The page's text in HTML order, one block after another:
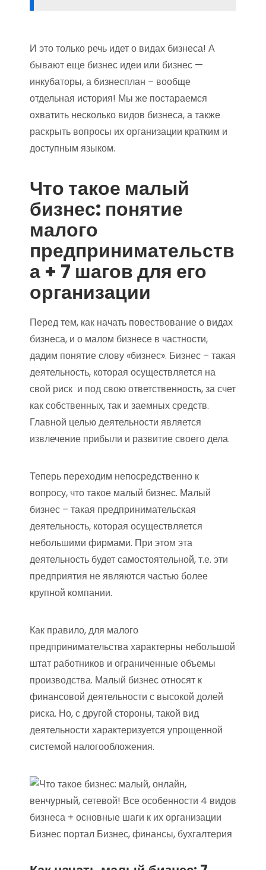
И это только речь идет о видах бизнеса! А
бывают еще бизнес идеи или бизнес —
инкубаторы, а бизнесплан – вообще
отдельная история! Мы же постараемся
охватить несколько видов бизнеса, а также
раскрыть вопросы их организации кратким и
доступным языком.
Что такое малый
бизнес: понятие
малого
предпринимательств
а + 7 шагов для его
организации
Перед тем, как начать повествование о видах
бизнеса, и о малом бизнесе в частности,
дадим понятие слову «бизнес». Бизнес – такая
деятельность, которая осуществляется на
свой риск и под свою ответственность, за счет
как собственных, так и заемных средств.
Главной целью деятельности является
извлечение прибыли и развитие своего дела.
Теперь переходим непосредственно к
вопросу, что такое малый бизнес. Малый
бизнес – такая предпринимательская
деятельность, которая осуществляется
небольшими фирмами. При этом эта
деятельность будет самостоятельной, т.е. эти
предприятия не являются частью более
крупной компании.
Как правило, для малого
предпринимательства характерны небольшой
штат работников и ограниченные объемы
производства. Малый бизнес относят к
финансовой деятельности с высокой долей
риска. Но, с другой стороны, такой вид
деятельности характеризуется упрощенной
системой налогообложения.